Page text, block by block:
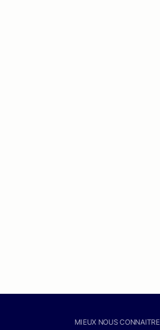
MIEUX NOUS CONNAITRE